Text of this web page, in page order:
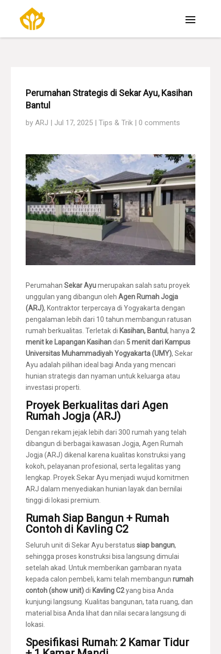
Perumahan Strategis di Sekar Ayu, Kasihan
Bantul
by ARJ | Jul 17, 2025 |Tips & Trik |0 comments
PerumahanSekar Ayumerupakan salah satu proyek
unggulan yang dibangun olehAgen Rumah Jogja
(ARJ), Kontraktor terpercaya di Yogyakarta dengan
pengalaman lebih dari 10 tahun membangun ratusan
rumah berkualitas. Terletak di Kasihan, Bantul, hanya2
menit ke Lapangan Kasihandan 5 menit dari Kampus
Universitas Muhammadiyah Yogyakarta (UMY), Sekar
Ayu adalah pilihan ideal bagi Anda yang mencari
hunian strategis dan nyaman untuk keluarga atau
investasi properti.
Proyek Berkualitas dari Agen
Rumah Jogja (ARJ)
Dengan rekam jejak lebih dari 300 rumah yang telah
dibangun di berbagai kawasan Jogja, Agen Rumah
Jogja (ARJ) dikenal karena kualitas konstruksi yang
kokoh, pelayanan profesional, serta legalitas yang
lengkap. Proyek Sekar Ayu menjadi wujud komitmen
ARJ dalam menyediakan hunian layak dan bernilai
tinggi di lokasi premium.
Rumah Siap Bangun + Rumah
Contoh di Kavling C2
Seluruh unit di Sekar Ayu berstatussiap bangun,
sehingga proses konstruksi bisa langsung dimulai
setelah akad. Untuk memberikan gambaran nyata
kepada calon pembeli, kami telah membangunrumah
contoh (show unit)di Kavling C2yang bisa Anda
kunjungi langsung. Kualitas bangunan, tata ruang, dan
material bisa Anda lihat dan nilai secara langsung di
lokasi.
Spesifikasi Rumah: 2 Kamar Tidur